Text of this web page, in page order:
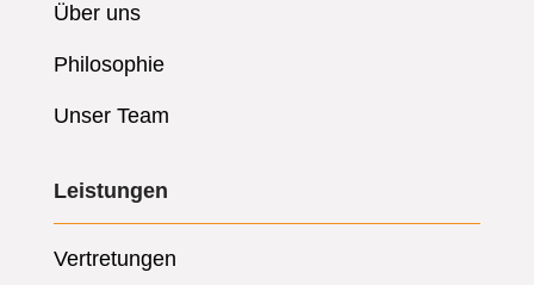
Über uns
Philosophie
Unser Team
Leistungen
Vertretungen